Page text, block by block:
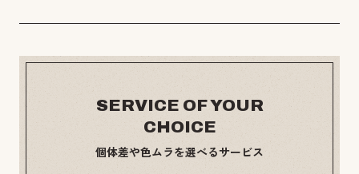
SERVICE OF YOUR
CHOICE
個体差や色ムラを選べるサービス